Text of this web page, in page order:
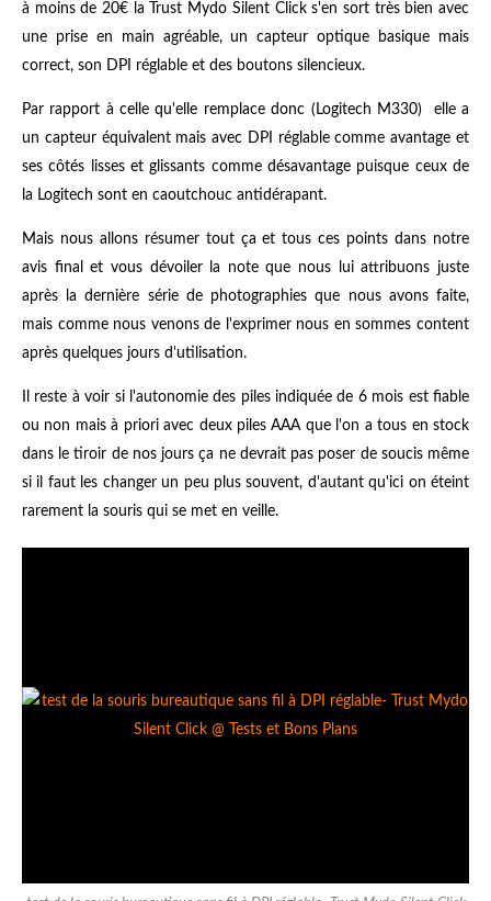
à moins de 20€ la Trust Mydo Silent Click s'en sort très bien avec
une prise en main agréable, un capteur optique basique mais
correct, son DPI réglable et des boutons silencieux.
Par rapport à celle qu'elle remplace donc (Logitech M330) elle a
un capteur équivalent mais avec DPI réglable comme avantage et
ses côtés lisses et glissants comme désavantage puisque ceux de
la Logitech sont en caoutchouc antidérapant.
Mais nous allons résumer tout ça et tous ces points dans notre
avis final et vous dévoiler la note que nous lui attribuons juste
après la dernière série de photographies que nous avons faite,
mais comme nous venons de l'exprimer nous en sommes content
après quelques jours d'utilisation.
Il reste à voir si l'autonomie des piles indiquée de 6 mois est fiable
ou non mais à priori avec deux piles AAA que l'on a tous en stock
dans le tiroir de nos jours ça ne devrait pas poser de soucis même
si il faut les changer un peu plus souvent, d'autant qu'ici on éteint
rarement la souris qui se met en veille.